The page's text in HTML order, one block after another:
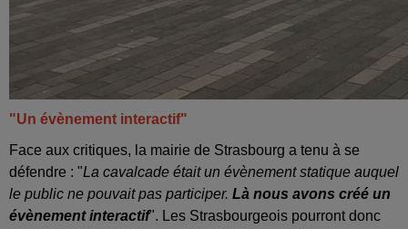
"Un évènement interactif"
Face aux critiques, la mairie de Strasbourg a tenu à se
défendre : "La cavalcade était un évènement statique auquel
le public ne pouvait pas participer. Là nous avons créé un
évènement interactif". Les Strasbourgeois pourront donc